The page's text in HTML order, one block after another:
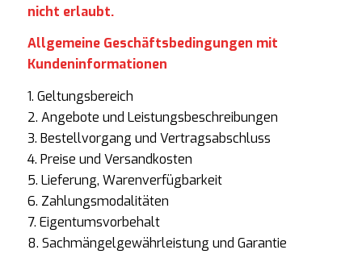
nicht erlaubt.
Allgemeine Geschäftsbedingungen mit
Kundeninformationen
1. Geltungsbereich
2. Angebote und Leistungsbeschreibungen
3. Bestellvorgang und Vertragsabschluss
4. Preise und Versandkosten
5. Lieferung, Warenverfügbarkeit
6. Zahlungsmodalitäten
7. Eigentumsvorbehalt
8. Sachmängelgewährleistung und Garantie